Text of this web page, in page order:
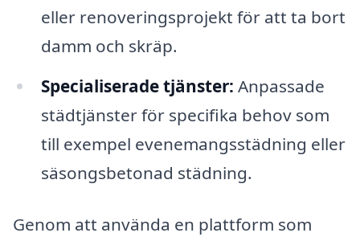
eller renoveringsprojekt för att ta bort
damm och skräp.
Specialiserade tjänster: Anpassade
städtjänster för specifika behov som
till exempel evenemangsstädning eller
säsongsbetonad städning.
Genom att använda en plattform som